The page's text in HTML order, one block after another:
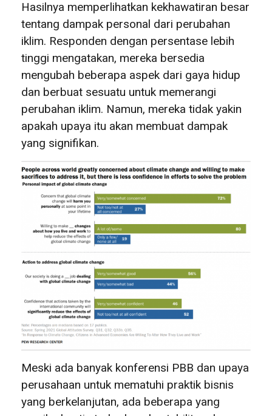
Hasilnya memperlihatkan kekhawatiran besar
tentang dampak personal dari perubahan
iklim. Responden dengan persentase lebih
tinggi mengatakan, mereka bersedia
mengubah beberapa aspek dari gaya hidup
dan berbuat sesuatu untuk memerangi
perubahan iklim. Namun, mereka tidak yakin
apakah upaya itu akan membuat dampak
yang signifikan.
Meski ada banyak konferensi PBB dan upaya
perusahaan untuk mematuhi praktik bisnis
yang berkelanjutan, ada beberapa yang